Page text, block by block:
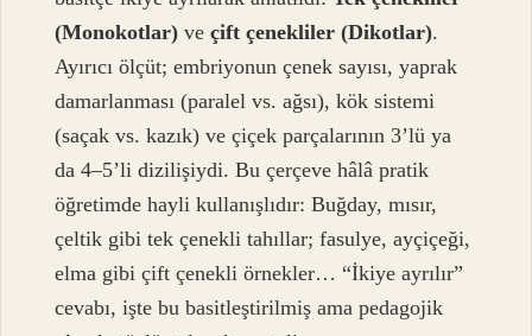
(Monokotlar) veçift çenekliler (Dikotlar).
Ayırıcı ölçüt; embriyonun çenek sayısı, yaprak
damarlanması (paralel vs. ağsı), kök sistemi
(saçak vs. kazık) ve çiçek parçalarının 3’lü ya
da 4–5’li dizilişiydi. Bu çerçeve hâlâ pratik
öğretimde hayli kullanışlıdır: Buğday, mısır,
çeltik gibi tek çenekli tahıllar; fasulye, ayçiçeği,
elma gibi çift çenekli örnekler… “İkiye ayrılır”
cevabı, işte bu basitleştirilmiş ama pedagojik